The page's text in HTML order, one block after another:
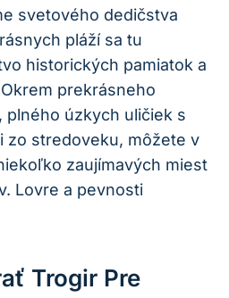
svetového dedičstva
pláží sa tu
historických pamiatok a
prekrásneho
úzkych uličiek s
zo stredoveku, môžete v
zaujímavých miest
Lovre a pevnosti
Trogir Pre